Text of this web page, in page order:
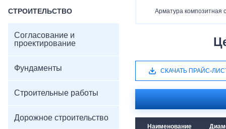
СТРОИТЕЛЬСТВО
Согласование и
проектирование
Фундаменты
Строительные работы
Дорожное строительство
Арматура композитная
СКАЧАТЬ ПРАЙС-
Наименование